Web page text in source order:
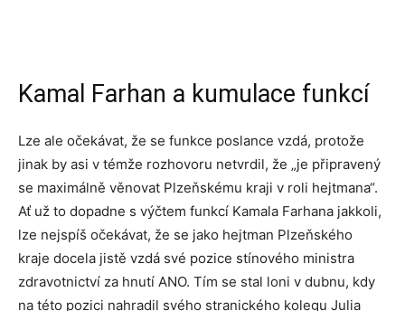
Kamal Farhan a kumulace funkcí
Lze ale očekávat, že se funkce poslance vzdá, protože
jinak by asi v témže rozhovoru netvrdil, že „je připravený
se maximálně věnovat Plzeňskému kraji v roli hejtmana“.
Ať už to dopadne s výčtem funkcí Kamala Farhana jakkoli,
lze nejspíš očekávat, že se jako hejtman Plzeňského
kraje docela jistě vzdá své pozice stínového ministra
zdravotnictví za hnutí ANO. Tím se stal loni v dubnu, kdy
na této pozici nahradil svého stranického kolegu Julia